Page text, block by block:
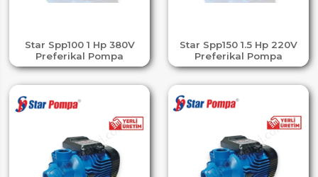
Star Spp100 1 Hp 380V
Preferikal Pompa
Star Spp150 1.5 Hp 220V
Preferikal Pompa